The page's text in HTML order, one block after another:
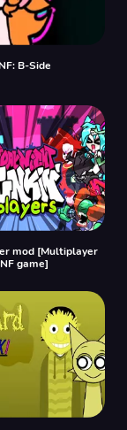
B-Side
mod [Multiplayer
game]